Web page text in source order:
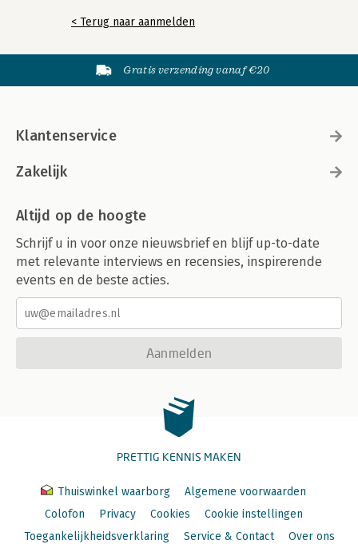
< Terug naar aanmelden
Gratis verzending vanaf €20
Klantenservice
Zakelijk
Altijd op de hoogte
Schrijf u in voor onze nieuwsbrief en blijf up-to-date
met relevante interviews en recensies, inspirerende
events en de beste acties.
Aanmelden
PRETTIG KENNIS MAKEN
Thuiswinkel waarborg
Algemene voorwaarden
Colofon
Privacy Cookies
Cookie instellingen
Toegankelijkheidsverklaring
Service & Contact Over ons